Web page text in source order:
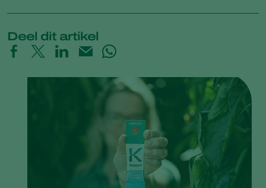
Deel dit artikel